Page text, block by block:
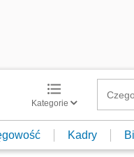
Kategorie
Kadry